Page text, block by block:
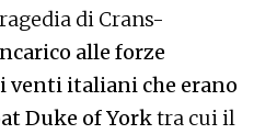
di Crans-
alle forze
venti italiani che erano
Duke of Yorktra cui il